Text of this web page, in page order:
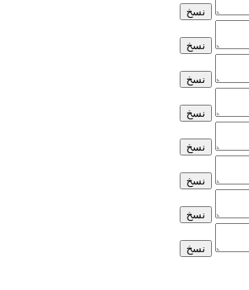
نسخ
نسخ
نسخ
نسخ
نسخ
نسخ
نسخ
نسخ